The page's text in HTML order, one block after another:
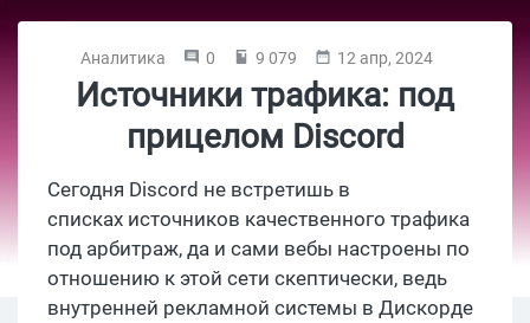
Аналитика 0 9 079 12 апр, 2024
Источники трафика: под
прицелом Discord
Сегодня Discord не встретишь в
списках источников качественного трафика
под арбитраж, да и сами вебы настроены по
отношению к этой сети скептически, ведь
внутренней рекламной системы в Дискорде